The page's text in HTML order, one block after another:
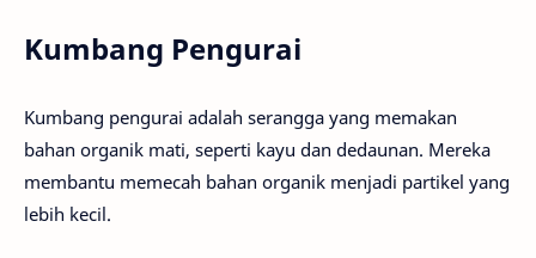
Kumbang Pengurai
Kumbang pengurai adalah serangga yang memakan
bahan organik mati, seperti kayu dan dedaunan. Mereka
membantu memecah bahan organik menjadi partikel yang
lebih kecil.